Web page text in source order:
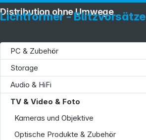
Lichtformer - Blitzvorsätze
PC & Zubehör
Storage
Audio & HiFi
TV & Video & Foto
Kameras und Objektive
Optische Produkte & Zubehör
Distribution ohne Umwege